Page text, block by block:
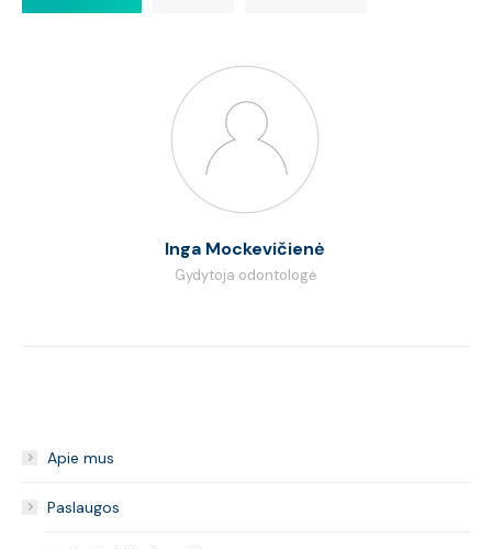
Inga Mockevičienė
Gydytoja odontologė
Apie mus
Paslaugos